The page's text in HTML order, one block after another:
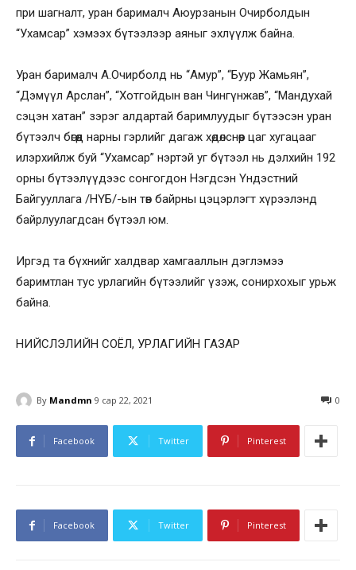
при шагналт, уран барималч Аюурзанын Очирболдын
“Ухамсар” хэмээх бүтээлээр аяныг эхлүүлж байна.
Уран барималч А.Очирболд нь “Амур”, “Буур Жамьян”,
“Дэмүүл Арслан”, “Хотгойдын ван Чингүнжав”, “Мандухай
сэцэн хатан” зэрэг алдартай баримлуудыг бүтээсэн уран
бүтээлч бөгөөд нарны гэрлийг дагаж хөдөлснөөр цаг хугацааг
илэрхийлж буй “Ухамсар” нэртэй уг бүтээл нь дэлхийн 192
орны бүтээлүүдээс сонгогдон Нэгдсэн Үндэстний
Байгууллага /НҮБ/-ын төв байрны цэцэрлэгт хүрээлэнд
байрлуулагдсан бүтээл юм.
Иргэд та бүхнийг халдвар хамгааллын дэглэмээ
баримтлан тус урлагийн бүтээлийг үзэж, сонирхохыг урьж
байна.
НИЙСЛЭЛИЙН СОЁЛ, УРЛАГИЙН ГАЗАР
By Mandmn 9 сар 22, 2021 0
Facebook Twitter Pinterest
Facebook Twitter Pinterest